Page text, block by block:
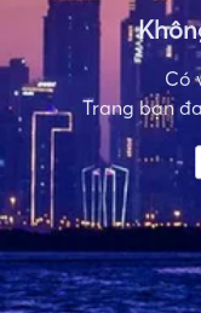
Có
Trang bạn